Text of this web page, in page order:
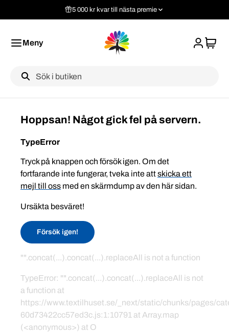
5 000 kr kvar till nästa premie
Meny
Label
Hoppsan! Något gick fel på servern.
TypeError
Tryck på knappen och försök igen. Om det
fortfarande inte fungerar, tveka inte attskicka ett
mejl till oss med en skärmdump av den här sidan.
Ursäkta besväret!
Försök igen!
"".concat(...).concat(...).replaceAll is not a function
TypeError: "".concat(...).concat(...).replaceAll is not
a function at
https://www.textilhuset.se/_next/static/chunks/pages/
60d73422cc57ed3c.js:1:10791 at Array.map
(<anonymous>) at O